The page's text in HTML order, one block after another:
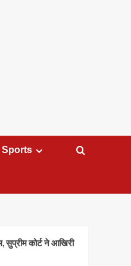
Sports
सुप्रीम कोर्ट ने आखिरी